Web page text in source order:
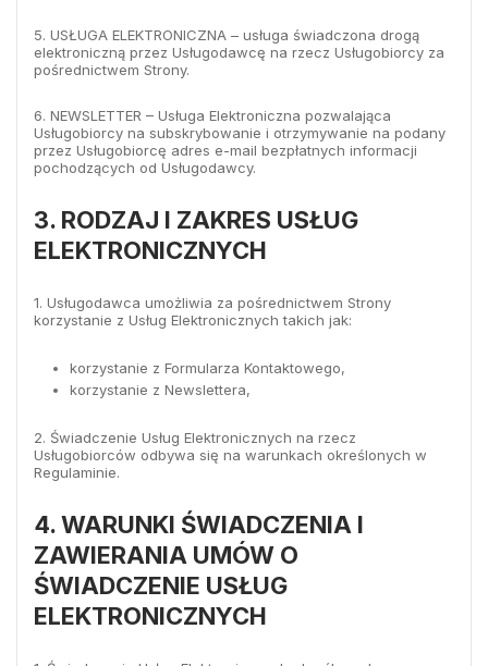
5. USŁUGA ELEKTRONICZNA – usługa świadczona drogą
elektroniczną przez Usługodawcę na rzecz Usługobiorcy za
pośrednictwem Strony.
6. NEWSLETTER – Usługa Elektroniczna pozwalająca
Usługobiorcy na subskrybowanie i otrzymywanie na podany
przez Usługobiorcę adres e-mail bezpłatnych informacji
pochodzących od Usługodawcy.
3. RODZAJ I ZAKRES USŁUG
ELEKTRONICZNYCH
1. Usługodawca umożliwia za pośrednictwem Strony
korzystanie z Usług Elektronicznych takich jak:
korzystanie z Formularza Kontaktowego,
korzystanie z Newslettera,
2. Świadczenie Usług Elektronicznych na rzecz
Usługobiorców odbywa się na warunkach określonych w
Regulaminie.
4. WARUNKI ŚWIADCZENIA I
ZAWIERANIA UMÓW O
ŚWIADCZENIE USŁUG
ELEKTRONICZNYCH